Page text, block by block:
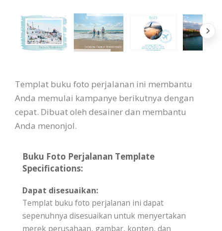
Templat buku foto perjalanan ini membantu
Anda memulai kampanye berikutnya dengan
cepat. Dibuat oleh desainer dan membantu
Anda menonjol.
Buku Foto Perjalanan Template
Specifications:
Dapat disesuaikan:
Templat buku foto perjalanan ini dapat
sepenuhnya disesuaikan untuk menyertakan
merek perusahaan, gambar, konten, dan